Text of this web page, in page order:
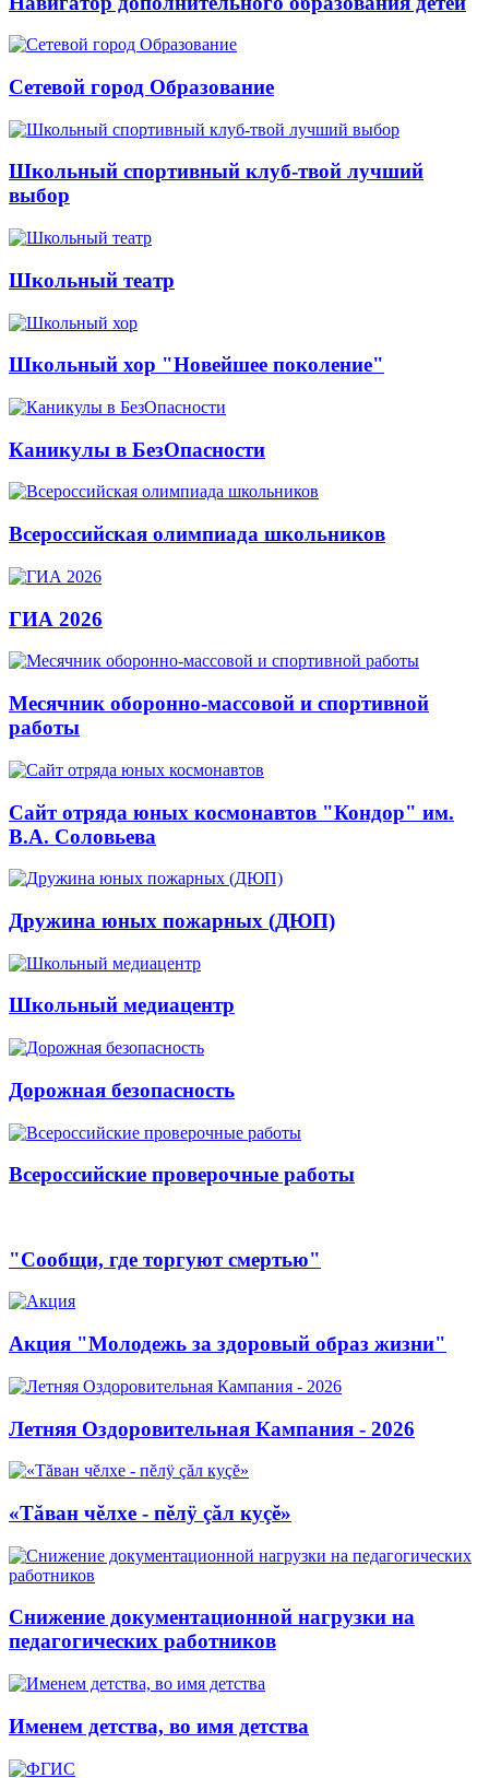
Сетевой город Образование
Школьный спортивный клуб-твой лучший
выбор
Школьный театр
Школьный хор "Новейшее поколение"
Каникулы в БезОпасности
Всероссийская олимпиада школьников
ГИА 2026
Месячник оборонно-массовой и спортивной
работы
Сайт отряда юных космонавтов "Кондор" им.
В.А. Соловьева
Дружина юных пожарных (ДЮП)
Школьный медиацентр
Дорожная безопасность
Всероссийские проверочные работы
"Сообщи, где торгуют смертью"
Акция "Молодежь за здоровый образ жизни"
Летняя Оздоровительная Кампания - 2026
«Тăван чĕлхе - пĕлÿ çăл куçĕ»
Снижение документационной нагрузки на
педагогических работников
Именем детства, во имя детства